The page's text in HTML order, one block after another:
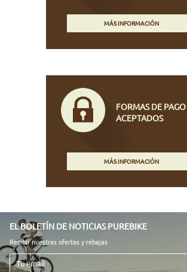
MÁS INFORMACIÓN
FORMAS DE PAGO
ACEPTADOS
MÁS INFORMACIÓN
EL BOLETÍN DE NOTICIAS PUREBIKE
Recibir nuestras ofertas y rebajas
Tu
email